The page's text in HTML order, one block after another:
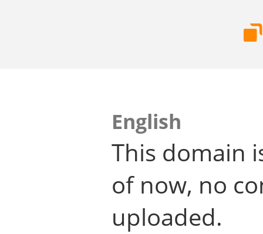
English
This domain
of now, no
uploaded.